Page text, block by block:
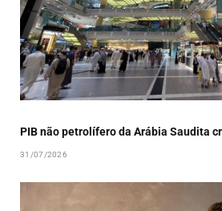
PIB não petrolífero da Arábia Saudita
31/07/2026